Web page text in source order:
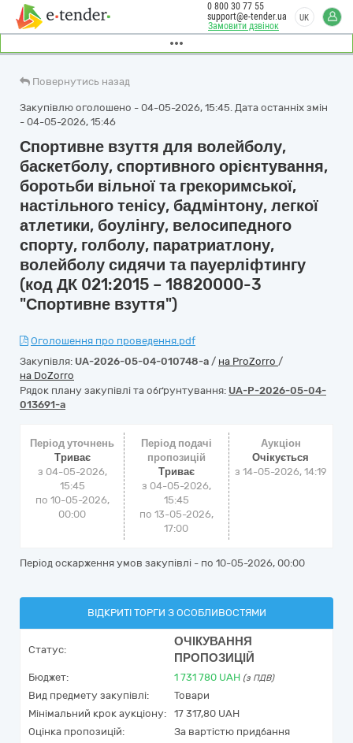
Замовити дзвінок
0 800 30 77 55
support@e-tender.ua
UK
Повернутись назад
Закупівлю оголошено - 04-05-2026, 15:45. Дата останніх змін
- 04-05-2026, 15:46
Спортивне взуття для волейболу,
баскетболу, спортивного орієнтування,
боротьби вільної та грекоримської,
настільного тенісу, бадмінтону, легкої
атлетики, боулінгу, велосипедного
спорту, голболу, паратриатлону,
волейболу сидячи та пауерліфтингу
(код ДК 021:2015 – 18820000-3
"Спортивне взуття")
Оголошення про проведення.pdf
Закупівля: UA-2026-05-04-010748-a / на ProZorro /
на DoZorro
Рядок плану закупівлі та обґрунтування: UA-P-2026-05-04-
013691-a
Період уточнень
Триває
з 04-05-2026,
15:45
по 10-05-2026,
00:00
Період подачі
пропозицій
Триває
з 04-05-2026,
15:45
по 13-05-2026,
17:00
Аукціон
Очікується
з 14-05-2026, 14:19
Період оскарження умов закупівлі - по 10-05-2026, 00:00
ВІДКРИТІ ТОРГИ З ОСОБЛИВОСТЯМИ
Статус:
ОЧІКУВАННЯ
ПРОПОЗИЦІЙ
Бюджет: 1 731 780 UAH (з ПДВ)
Вид предмету закупівлі:
Товари
Мінімальний крок аукціону:
17 317,80 UAH
Оцінка пропозицій:
За вартістю придбання